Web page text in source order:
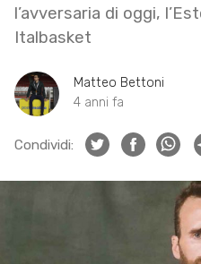
l’avversaria di oggi,
Italbasket
Matteo Bettoni
4 anni fa
Condividi: